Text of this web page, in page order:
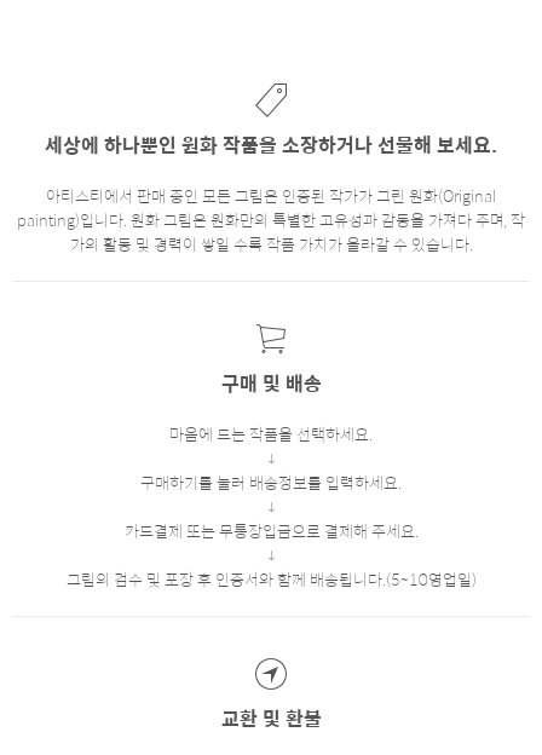
세상에 하나뿐인 원화 작품을 소장하거나 선물해 보세요.
아티스티에서 판매 중인 모든 그림은 인증된 작가가 그린 원화(Original
painting)입니다. 원화 그림은 원화만의 특별한 고유성과 감동을 가져다 주며, 작
가의 활동 및 경력이 쌓일 수록 작품 가치가 올라갈 수 있습니다.
구매 및 배송
마음에 드는 작품을 선택하세요.
구매하기를 눌러 배송정보를 입력하세요.
카드결제 또는 무통장입금으로 결제해 주세요.
그림의 검수 및 포장 후 인증서와 함께 배송됩니다.(5~10영업일)
교환 및 환불